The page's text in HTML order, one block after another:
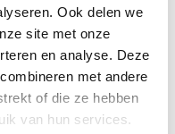
Ook delen we
site met onze
en analyse. Deze
met andere
of die ze hebben
van hun services.